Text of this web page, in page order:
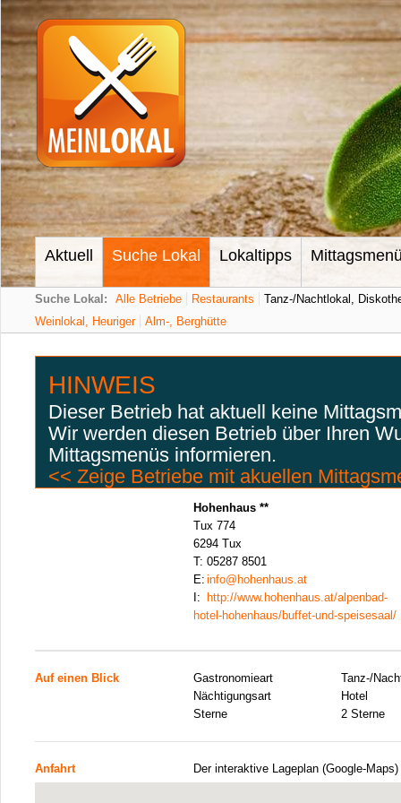
Aktuell Suche Lokal Lokaltipps
Suche Lokal: Alle Betriebe Restaurants
Tanz-/Nachtlokal,
Weinlokal, Heuriger
Alm-, Berghütte
HINWEIS
Dieser Betrieb hat aktuell keine
Wir werden diesen Betrieb über Ihren
Mittagsmenüs informieren.
<< Zeige Betriebe mit akuellen
Hohenhaus **
Tux 774
6294 Tux
T: 05287 8501
E: info@hohenhaus.at
I:
http://www.hohenhaus.at/alpenbad-
hotel-hohenhaus/buffet-und-speisesaal/
Auf einen Blick Gastronomieart
Tanz-/
Nächtigungsart
Hotel
Sterne
2 Sterne
Anfahrt Der interaktive Lageplan (Google-